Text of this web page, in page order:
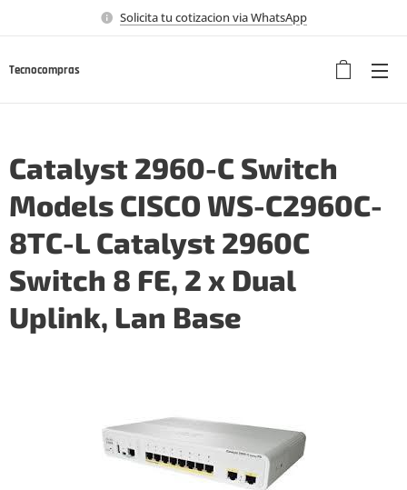
Solicita tu cotizacion via WhatsApp
Tecnocompras
Catalyst 2960-C Switch
Models CISCO WS-C2960C-
8TC-L Catalyst 2960C
Switch 8 FE, 2 x Dual
Uplink, Lan Base